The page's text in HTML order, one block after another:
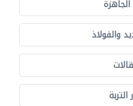
والفولاذ
التربة